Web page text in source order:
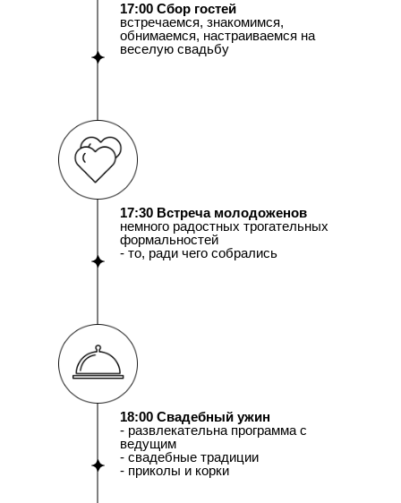
17:30 Встреча молодоженов
немного радостных трогательных
формальностей
- то, ради чего собрались
17:00 Сбор гостей
встречаемся, знакомимся,
обнимаемся, настраиваемся на
веселую свадьбу
18:00 Свадебный ужин
- развлекательна программа с
ведущим
- свадебные традиции
- приколы и корки